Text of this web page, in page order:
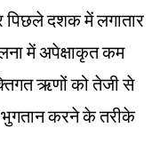
पिछले दशक में लगातार
में अपेक्षाकृत कम
ऋणों को तेजी से
करने के तरीके